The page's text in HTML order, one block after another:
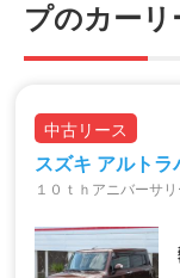
プのカーリ
中古リース
スズキ アルトラ
１０ｔｈアニバーサ